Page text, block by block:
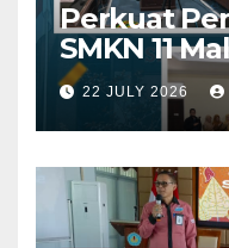
Perkuat
SMKN 11
Fakultas
Merdeka
Program
22 JULY 2026